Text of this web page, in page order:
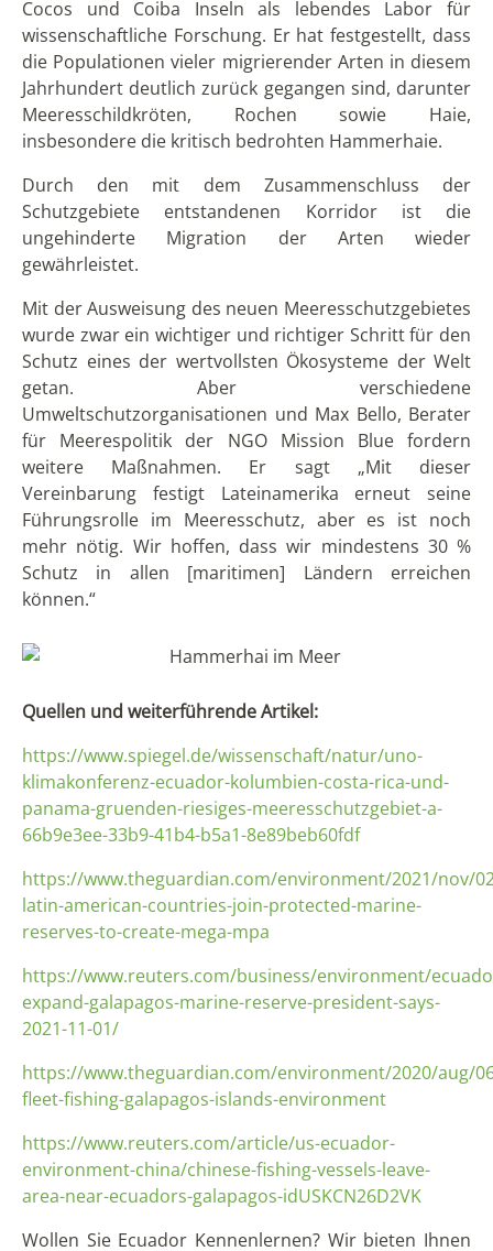
Cocos und Coiba Inseln als lebendes Labor für
wissenschaftliche Forschung. Er hat festgestellt, dass
die Populationen vieler migrierender Arten in diesem
Jahrhundert deutlich zurück gegangen sind, darunter
Meeresschildkröten, Rochen sowie Haie,
insbesondere die kritisch bedrohten Hammerhaie.
Durch den mit dem Zusammenschluss der
Schutzgebiete entstandenen Korridor ist die
ungehinderte Migration der Arten wieder
gewährleistet.
Mit der Ausweisung des neuen Meeresschutzgebietes
wurde zwar ein wichtiger und richtiger Schritt für den
Schutz eines der wertvollsten Ökosysteme der Welt
getan. Aber verschiedene
Umweltschutzorganisationen und Max Bello, Berater
für Meerespolitik der NGO Mission Blue fordern
weitere Maßnahmen. Er sagt „Mit dieser
Vereinbarung festigt Lateinamerika erneut seine
Führungsrolle im Meeresschutz, aber es ist noch
mehr nötig. Wir hoffen, dass wir mindestens 30 %
Schutz in allen [maritimen] Ländern erreichen
können.“
Quellen und weiterführende Artikel:
https://www.spiegel.de/wissenschaft/natur/uno-
klimakonferenz-ecuador-kolumbien-costa-rica-und-
panama-gruenden-riesiges-meeresschutzgebiet-a-
66b9e3ee-33b9-41b4-b5a1-8e89beb60fdf
https://www.theguardian.com/environment/2021/nov/
latin-american-countries-join-protected-marine-
reserves-to-create-mega-mpa
https://www.reuters.com/business/environment/
expand-galapagos-marine-reserve-president-says-
2021-11-01/
https://www.theguardian.com/environment/2020/aug/
fleet-fishing-galapagos-islands-environment
https://www.reuters.com/article/us-ecuador-
environment-china/chinese-fishing-vessels-leave-
area-near-ecuadors-galapagos-idUSKCN26D2VK
Wollen Sie Ecuador Kennenlernen? Wir bieten Ihnen